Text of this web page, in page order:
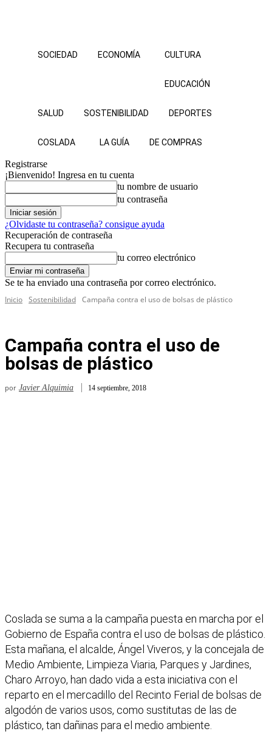
SOCIEDAD ECONOMÍA CULTURA
EDUCACIÓN
SALUD SOSTENIBILIDAD DEPORTES
COSLADA LA GUÍA DE COMPRAS
Registrarse
¡Bienvenido! Ingresa en tu cuenta
tu nombre de usuario
tu contraseña
¿Olvidaste tu contraseña? consigue ayuda
Recuperación de contraseña
Recupera tu contraseña
tu correo electrónico
Se te ha enviado una contraseña por correo electrónico.
Inicio Sostenibilidad Campaña contra el uso de bolsas de plástico
Campaña contra el uso de
bolsas de plástico
por Javier Alquimia 14 septiembre, 2018
Coslada se suma a la campaña puesta en marcha por el
Gobierno de España contra el uso de bolsas de plástico.
Esta mañana, el alcalde, Ángel Viveros, y la concejala de
Medio Ambiente, Limpieza Viaria, Parques y Jardines,
Charo Arroyo, han dado vida a esta iniciativa con el
reparto en el mercadillo del Recinto Ferial de bolsas de
algodón de varios usos, como sustitutas de las de
plástico, tan dañinas para el medio ambiente.